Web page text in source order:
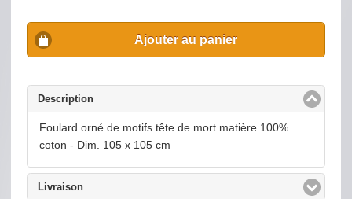
Ajouter au panier
Descriptionclick to collapse contents
Foulard orné de motifs tête de mort matière 100%
coton - Dim. 105 x 105 cm
Livraisonclick to expand contents